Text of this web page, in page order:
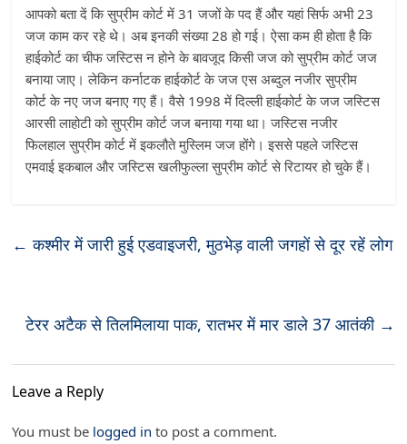
आपको बता दें कि सुप्रीम कोर्ट में 31 जजों के पद हैं और यहां सिर्फ अभी 23
जज काम कर रहे थे। अब इनकी संख्या 28 हो गई। ऐसा कम ही होता है कि
हाईकोर्ट का चीफ जस्टिस न होने के बावजूद किसी जज को सुप्रीम कोर्ट जज
बनाया जाए। लेकिन कर्नाटक हाईकोर्ट के जज एस अब्दुल नजीर सुप्रीम
कोर्ट के नए जज बनाए गए हैं। वैसे 1998 में दिल्ली हाईकोर्ट के जज जस्टिस
आरसी लाहोटी को सुप्रीम कोर्ट जज बनाया गया था। जस्टिस नजीर
फिलहाल सुप्रीम कोर्ट में इकलौते मुस्लिम जज होंगे। इससे पहले जस्टिस
एमवाई इकबाल और जस्टिस खलीफुल्ला सुप्रीम कोर्ट से रिटायर हो चुके हैं।
← कश्मीर में जारी हुई एडवाइजरी, मुठभेड़ वाली जगहों से दूर रहें लोग
टेरर अटैक से तिलमिलाया पाक, रातभर में मार डाले 37 आतंकी →
Leave a Reply
You must be logged in to post a comment.